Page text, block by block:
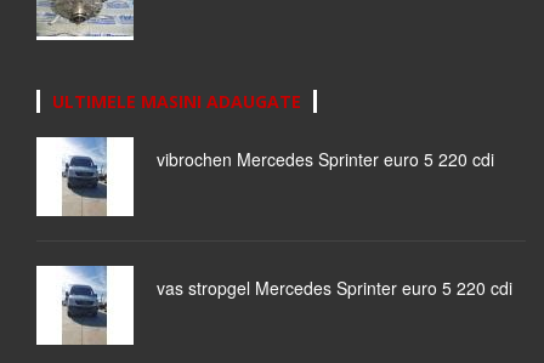
ULTIMELE MASINI ADAUGATE
vibrochen Mercedes Sprinter euro 5 220 cdi
vas stropgel Mercedes Sprinter euro 5 220 cdi